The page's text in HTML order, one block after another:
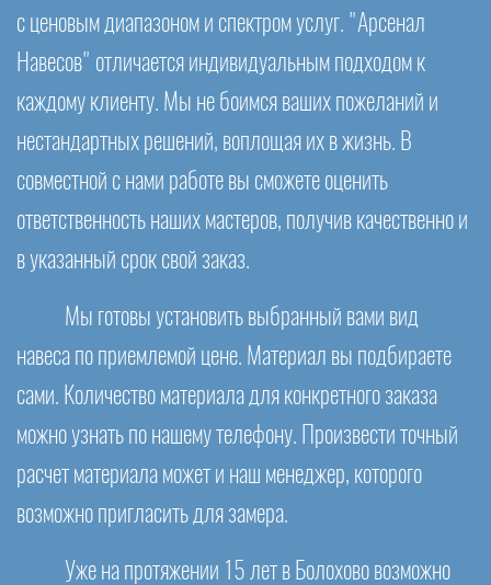
с ценовым диапазоном и спектром услуг. "Арсенал
Навесов" отличается индивидуальным подходом к
каждому клиенту. Мы не боимся ваших пожеланий и
нестандартных решений, воплощая их в жизнь. В
совместной с нами работе вы сможете оценить
ответственность наших мастеров, получив качественно и
в указанный срок свой заказ.
Мы готовы установить выбранный вами вид
навеса по приемлемой цене. Материал вы подбираете
сами. Количество материала для конкретного заказа
можно узнать по нашему телефону. Произвести точный
расчет материала может и наш менеджер, которого
возможно пригласить для замера.
Уже на протяжении 15 лет в Болохово возможно